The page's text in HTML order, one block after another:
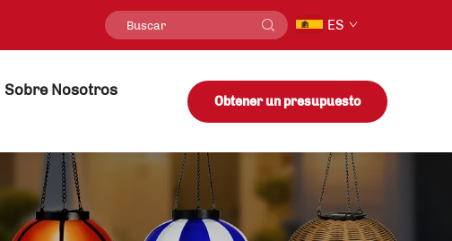
ES
Sobre Nosotros
Obtener un presupuesto